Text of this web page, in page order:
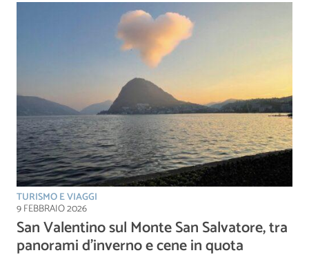
TURISMO E VIAGGI
9 FEBBRAIO 2026
San Valentino sul Monte San Salvatore, tra
panorami d’inverno e cene in quota